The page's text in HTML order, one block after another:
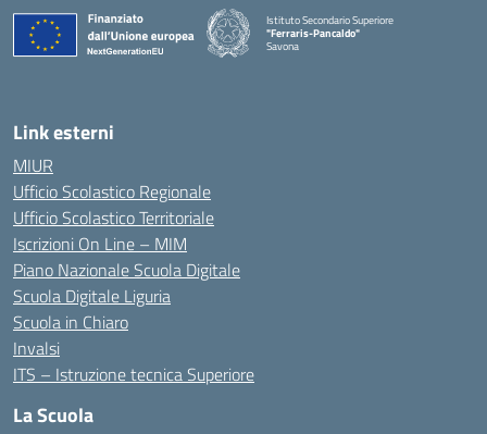
Istituto Secondario Superiore
"Ferraris-Pancaldo"
Savona
Link esterni
MIUR
Ufficio Scolastico Regionale
Ufficio Scolastico Territoriale
Iscrizioni On Line – MIM
Piano Nazionale Scuola Digitale
Scuola Digitale Liguria
Scuola in Chiaro
Invalsi
ITS – Istruzione tecnica Superiore
La Scuola